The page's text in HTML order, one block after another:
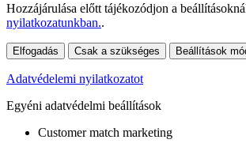
Hozzájárulása előtt tájékozódjon a
nyilatkozatunkban..
Elfogadás Csak a szükséges Beállítások
Adatvédelemi nyilatkozatot
Egyéni adatvédelmi beállítások
Customer match marketing